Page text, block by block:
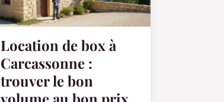
Location de box à
Carcassonne :
trouver le bon
volume au bon prix